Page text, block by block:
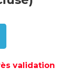
validation